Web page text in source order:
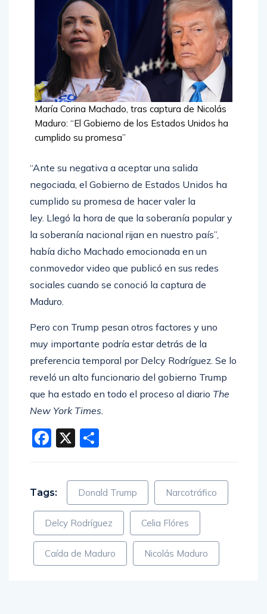
María Corina Machado, tras captura de Nicolás
Maduro: “El Gobierno de los Estados Unidos ha
cumplido su promesa”
“Ante su negativa a aceptar una salida
negociada, el Gobierno de Estados Unidos ha
cumplido su promesa de hacer valer la
ley. Llegó la hora de que la soberanía popular y
la soberanía nacional rijan en nuestro país”,
había dicho Machado emocionada en un
conmovedor video que publicó en sus redes
sociales cuando se conoció la captura de
Maduro.
Pero con Trump pesan otros factores y uno
muy importante podría estar detrás de la
preferencia temporal por Delcy Rodríguez. Se lo
reveló un alto funcionario del gobierno Trump
que ha estado en todo el proceso al diario The
New York Times.
Facebook
X
Tags: Donald Trump Narcotráfico
Delcy Rodríguez Celia Flóres
Caída de Maduro Nicolás Maduro